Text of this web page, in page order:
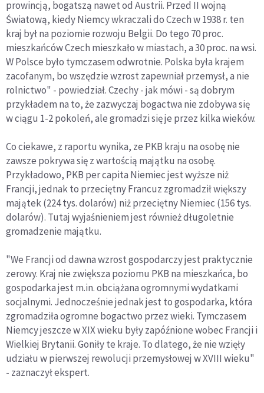
prowincją, bogatszą nawet od Austrii. Przed II wojną
Światową, kiedy Niemcy wkraczali do Czech w 1938 r. ten
kraj był na poziomie rozwoju Belgii. Do tego 70 proc.
mieszkańców Czech mieszkało w miastach, a 30 proc. na wsi.
W Polsce było tymczasem odwrotnie. Polska była krajem
zacofanym, bo wszędzie wzrost zapewniał przemysł, a nie
rolnictwo" - powiedział. Czechy - jak mówi - są dobrym
przykładem na to, że zazwyczaj bogactwa nie zdobywa się
w ciągu 1-2 pokoleń, ale gromadzi się je przez kilka wieków.
Co ciekawe, z raportu wynika, ze PKB kraju na osobę nie
zawsze pokrywa się z wartością majątku na osobę.
Przykładowo, PKB per capita Niemiec jest wyższe niż
Francji, jednak to przeciętny Francuz zgromadził większy
majątek (224 tys. dolarów) niż przeciętny Niemiec (156 tys.
dolarów). Tutaj wyjaśnieniem jest również długoletnie
gromadzenie majątku.
"We Francji od dawna wzrost gospodarczy jest praktycznie
zerowy. Kraj nie zwiększa poziomu PKB na mieszkańca, bo
gospodarka jest m.in. obciążana ogromnymi wydatkami
socjalnymi. Jednocześnie jednak jest to gospodarka, która
zgromadziła ogromne bogactwo przez wieki. Tymczasem
Niemcy jeszcze w XIX wieku były zapóźnione wobec Francji i
Wielkiej Brytanii. Goniły te kraje. To dlatego, że nie wzięły
udziału w pierwszej rewolucji przemysłowej w XVIII wieku"
- zaznaczył ekspert.